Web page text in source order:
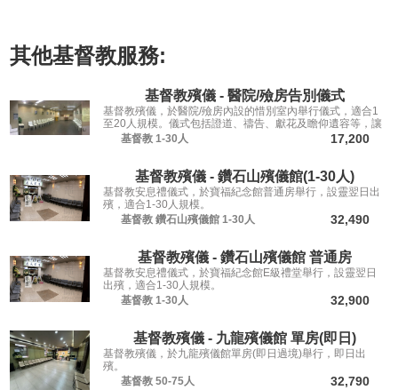
其他基督教服務:
基督教殯儀 - 醫院/殮房告別儀式
基督教殯儀，於醫院/殮房內設的惜別室內舉行儀式，適合1
至20人規模。儀式包括證道、禱告、獻花及瞻仰遺容等，讓
親友從容道別。
基督教 1-30人 17,200
基督教殯儀 - 鑽石山殯儀館(1-30人)
基督教安息禮儀式，於寶福紀念館普通房舉行，設靈翌日出
殯，適合1-30人規模。
基督教 鑽石山殯儀館 1-30人 32,490
基督教殯儀 - 鑽石山殯儀館 普通房
基督教安息禮儀式，於寶福紀念館E級禮堂舉行，設靈翌日
出殯，適合1-30人規模。
基督教 1-30人 32,900
基督教殯儀 - 九龍殯儀館 單房(即日)
基督教殯儀，於九龍殯儀館單房(即日過境)舉行，即日出
殯。
基督教 50-75人 32,790